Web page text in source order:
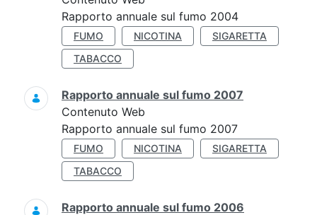
Rapporto annuale sul fumo 2004
FUMO NICOTINA
SIGARETTA
TABACCO
Rapporto annuale sul fumo 2007
Contenuto Web
Rapporto annuale sul fumo 2007
FUMO NICOTINA
SIGARETTA
TABACCO
Rapporto annuale sul fumo 2006